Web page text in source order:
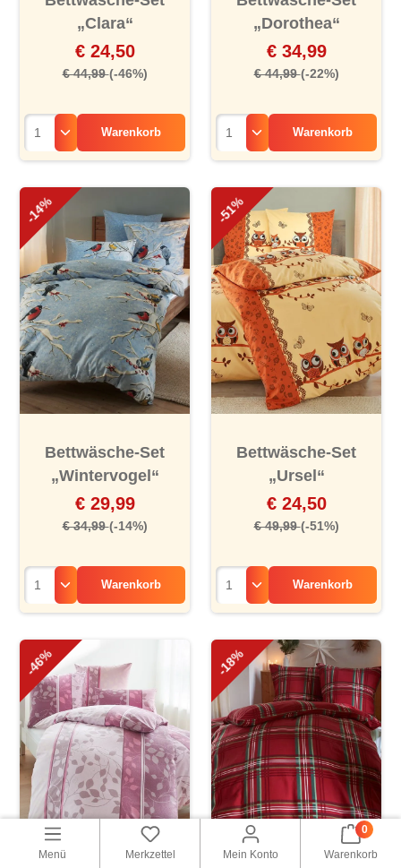
„Clara“
€ 24,50
€ 44,99(-46%)
Warenkorb
„Dorothea“
€ 34,99
€ 44,99(-22%)
Warenkorb
-14%
Bettwäsche-Set
„Wintervogel“
€ 29,99
€ 34,99(-14%)
Warenkorb
-51%
Bettwäsche-Set
„Ursel“
€ 24,50
€ 49,99(-51%)
Warenkorb
-46% -18%
Menü Merkzettel Mein Konto
0
Warenkorb